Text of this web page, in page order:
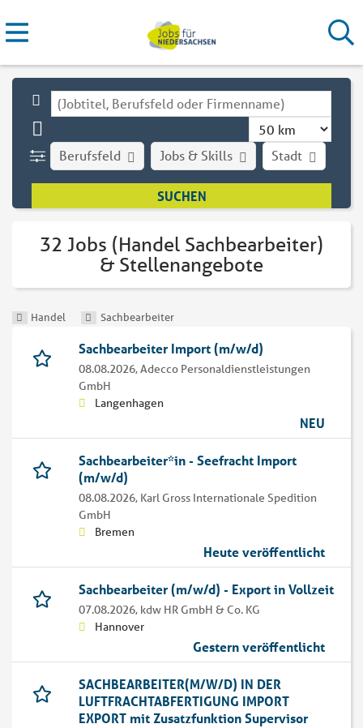
Stadt
Berufsfeld Jobs & Skills
32 Jobs (Handel Sachbearbeiter)
& Stellenangebote
Handel Sachbearbeiter
Sachbearbeiter Import (m/w/d)
08.08.2026,Adecco Personaldienstleistungen
GmbH
Langenhagen
NEU
Sachbearbeiter*in - Seefracht Import
(m/w/d)
08.08.2026, Karl Gross Internationale Spedition
GmbH
Bremen
Heute veröffentlicht
Sachbearbeiter (m/w/d) - Export in Vollzeit
07.08.2026, kdw HR GmbH & Co. KG
Hannover
Gestern veröffentlicht
SACHBEARBEITER(M/W/D) IN DER
LUFTFRACHTABFERTIGUNG IMPORT
EXPORT mit Zusatzfunktion Supervisor